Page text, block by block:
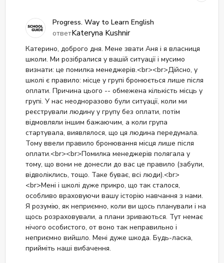
Progress. Way to Learn English
ответKateryna Kushnir
Катерино, доброго дня. Мене звати Аня і я власниця
школи. Ми розібралися у вашій ситуації і мусимо
визнати: це помилка менеджерів.<br><br>Дійсно, у
школі є правило: місце у групі бронюється лише після
оплати. Причина цього -- обмежена кількість місць у
групі. У нас неодноразово були ситуації, коли ми
реєстрували людину у групу без оплати, потім
відмовляли іншим бажаючим, а коли група
стартувала, виявлялося, що ця людина передумала.
Тому ввели правило бронювання місця лише після
оплати.<br><br>Помилка менеджерів полягала у
тому, що вони не донесли до вас це правило (забули,
відволіклись, тощо. Таке буває, всі люди).<br>
<br>Мені і школі дуже прикро, що так сталося,
особливо враховуючи вашу історію навчання з нами.
Я розумію, як неприємно, коли ви щось планували і на
щось розраховували, а плани зриваються. Тут немає
нічого особистого, от воно так неправильно і
неприємно вийшло. Мені дуже шкода. Будь-ласка,
прийміть наші вибачення.